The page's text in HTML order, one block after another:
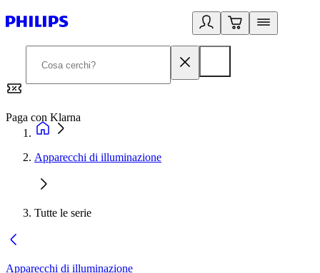
Paga con Klarna
Apparecchi di illuminazione
Tutte le serie
Apparecchi di illuminazione